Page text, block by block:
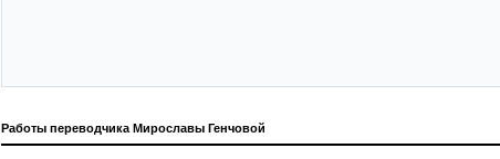
Работы переводчика Мирославы Генчовой